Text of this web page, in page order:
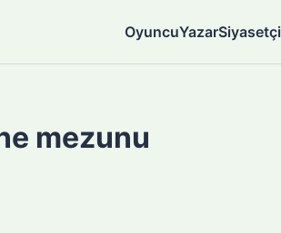
OyuncuYazarSiyasetçi
mezunu